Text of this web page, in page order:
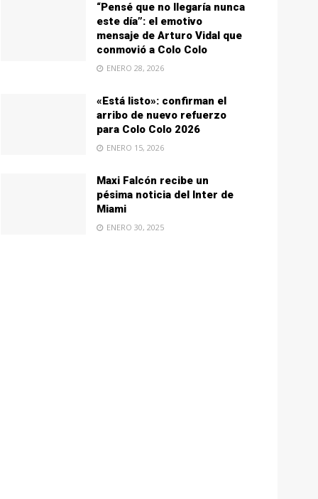
“Pensé que no llegaría nunca
este día”: el emotivo
mensaje de Arturo Vidal que
conmovió a Colo Colo
ENERO 28, 2026
«Está listo»: confirman el
arribo de nuevo refuerzo
para Colo Colo 2026
ENERO 15, 2026
Maxi Falcón recibe un
pésima noticia del Inter de
Miami
ENERO 30, 2025